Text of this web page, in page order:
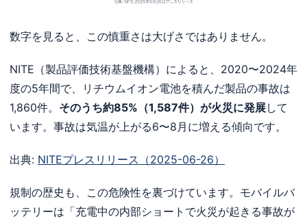
数字を見ると、この慎重さは大げさではありません。
NITE（製品評価技術基盤機構）によると、2020〜2024年
度の5年間で、リチウムイオン電池を積んだ製品の事故は
1,860件。 そのうち約85%（1,587件）が火災に発展して
います。事故は気温が上がる6〜8月に増える傾向です。
出典: NITEプレスリリース（2025-06-26）
規制の歴史も、この危険性を裏づけています。モバイルバ
ッテリーは「充電中の内部ショートで火災が起きる事故が